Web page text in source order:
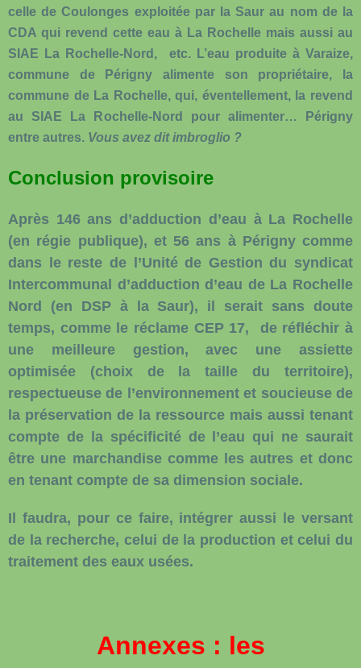
celle de Coulonges exploitée par la Saur au nom de la
CDA qui revend cette eau à La Rochelle mais aussi au
SIAE La Rochelle-Nord, etc. L’eau produite à Varaize,
commune de Périgny alimente son propriétaire, la
commune de La Rochelle, qui, éventellement, la revend
au SIAE La Rochelle-Nord pour alimenter… Périgny
entre autres. Vous avez dit imbroglio ?
Conclusion provisoire
Après 146 ans d’adduction d’eau à La Rochelle
(en régie publique), et 56 ans à Périgny comme
dans le reste de l’Unité de Gestion du syndicat
Intercommunal d’adduction d’eau de La Rochelle
Nord (en DSP à la Saur), il serait sans doute
temps, comme le réclame CEP 17, de réfléchir à
une meilleure gestion, avec une assiette
optimisée (choix de la taille du territoire),
respectueuse de l’environnement et soucieuse de
la préservation de la ressource mais aussi tenant
compte de la spécificité de l’eau qui ne saurait
être une marchandise comme les autres et donc
en tenant compte de sa dimension sociale.
Il faudra, pour ce faire, intégrer aussi le versant
de la recherche, celui de la production et celui du
traitement des eaux usées.
Annexes : les